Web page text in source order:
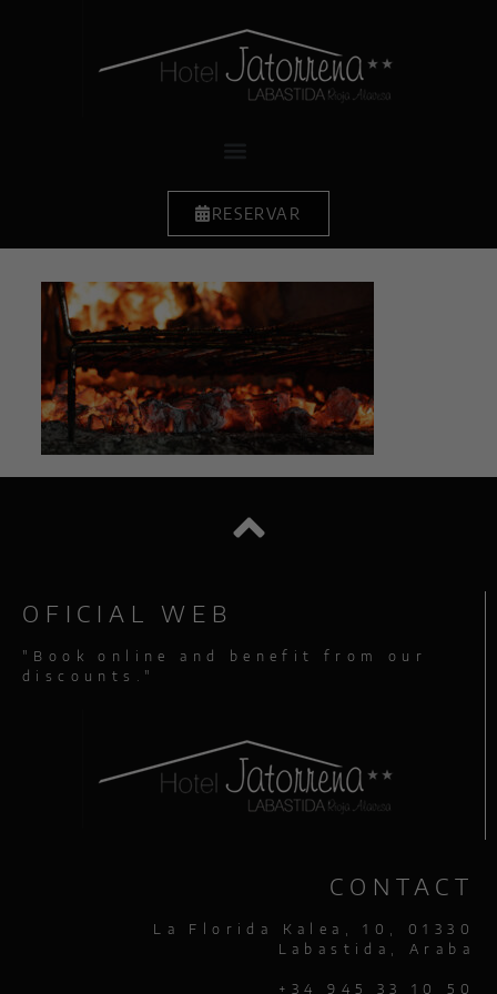
RESERVAR
OFICIAL WEB
"Book online and benefit from our
discounts."
CONTACT
La Florida Kalea, 10, 01330
Labastida, Araba
+34 945 33 10 50